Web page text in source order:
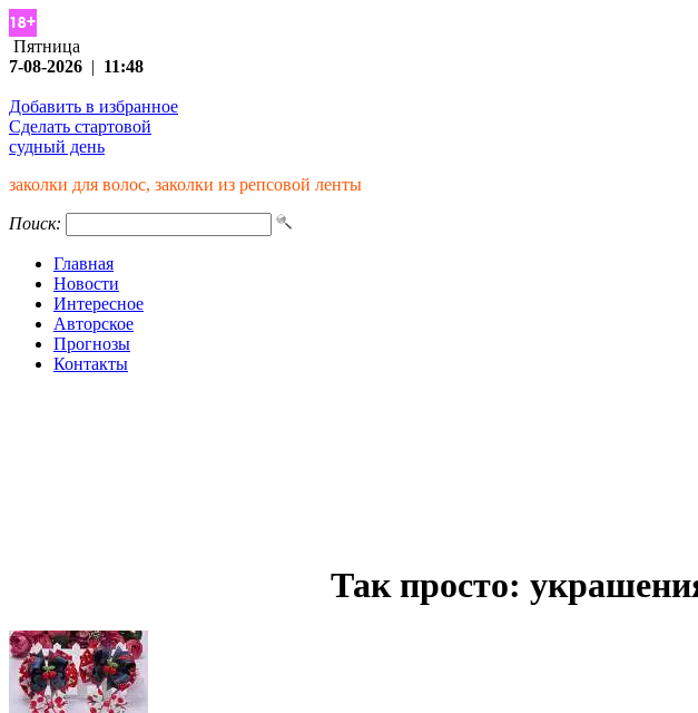
Пятница
7-08-2026 | 11:48
Добавить в избранное
Сделать стартовой
судный день
заколки для волос, заколки из репсовой ленты
Поиск:
Главная
Новости
Интересное
Авторское
Прогнозы
Контакты
Так просто: